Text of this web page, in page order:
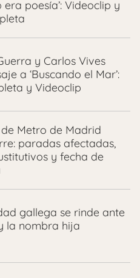
era poesía’: Videoclip y
y Carlos Vives
a ‘Buscando el Mar’:
y Videoclip
Metro de Madrid
paradas afectadas,
y fecha de
gallega se rinde ante
la nombra hija